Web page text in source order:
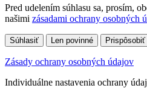
Pred udelením súhlasu sa, prosím,
našimi zásadami ochrany osobných
Súhlasiť Len povinné
Zásady ochrany osobných údajov
Individuálne nastavenia ochrany